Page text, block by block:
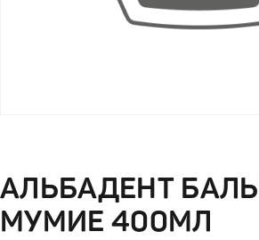
АЛЬБАДЕНТ
МУМИЕ 400МЛ